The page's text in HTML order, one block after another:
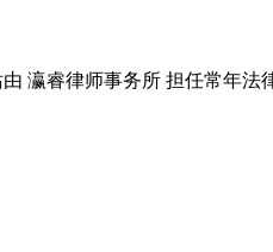
瀛睿律师事务所 担任常年法